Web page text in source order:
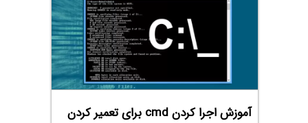
آموزش اجرا کردن cmd برای تعمیر کردن